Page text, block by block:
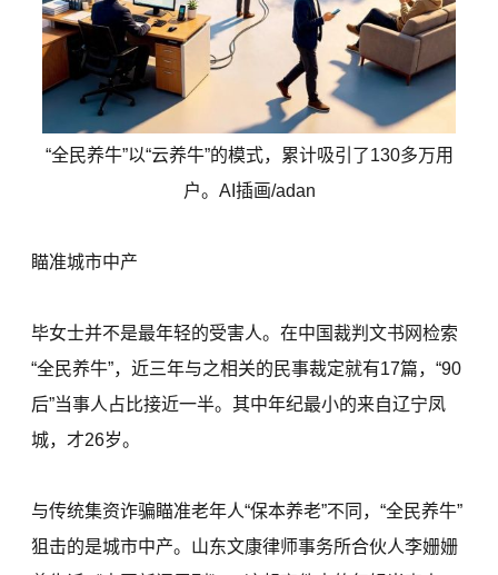
“全民养牛”以“云养牛”的模式，累计吸引了130多万用
户。AI插画/adan
瞄准城市中产
毕女士并不是最年轻的受害人。在中国裁判文书网检索
“全民养牛”，近三年与之相关的民事裁定就有17篇，“90
后”当事人占比接近一半。其中年纪最小的来自辽宁凤
城，才26岁。
与传统集资诈骗瞄准老年人“保本养老”不同，“全民养牛”
狙击的是城市中产。山东文康律师事务所合伙人李姗姗